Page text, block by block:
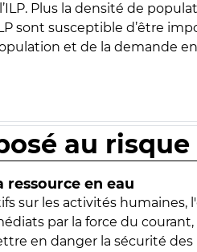
Plus la densité de
sont susceptible d’être
et de la demande
au
ressource en eau
sur les activités humaines,
par la force du
en danger la sécurité des